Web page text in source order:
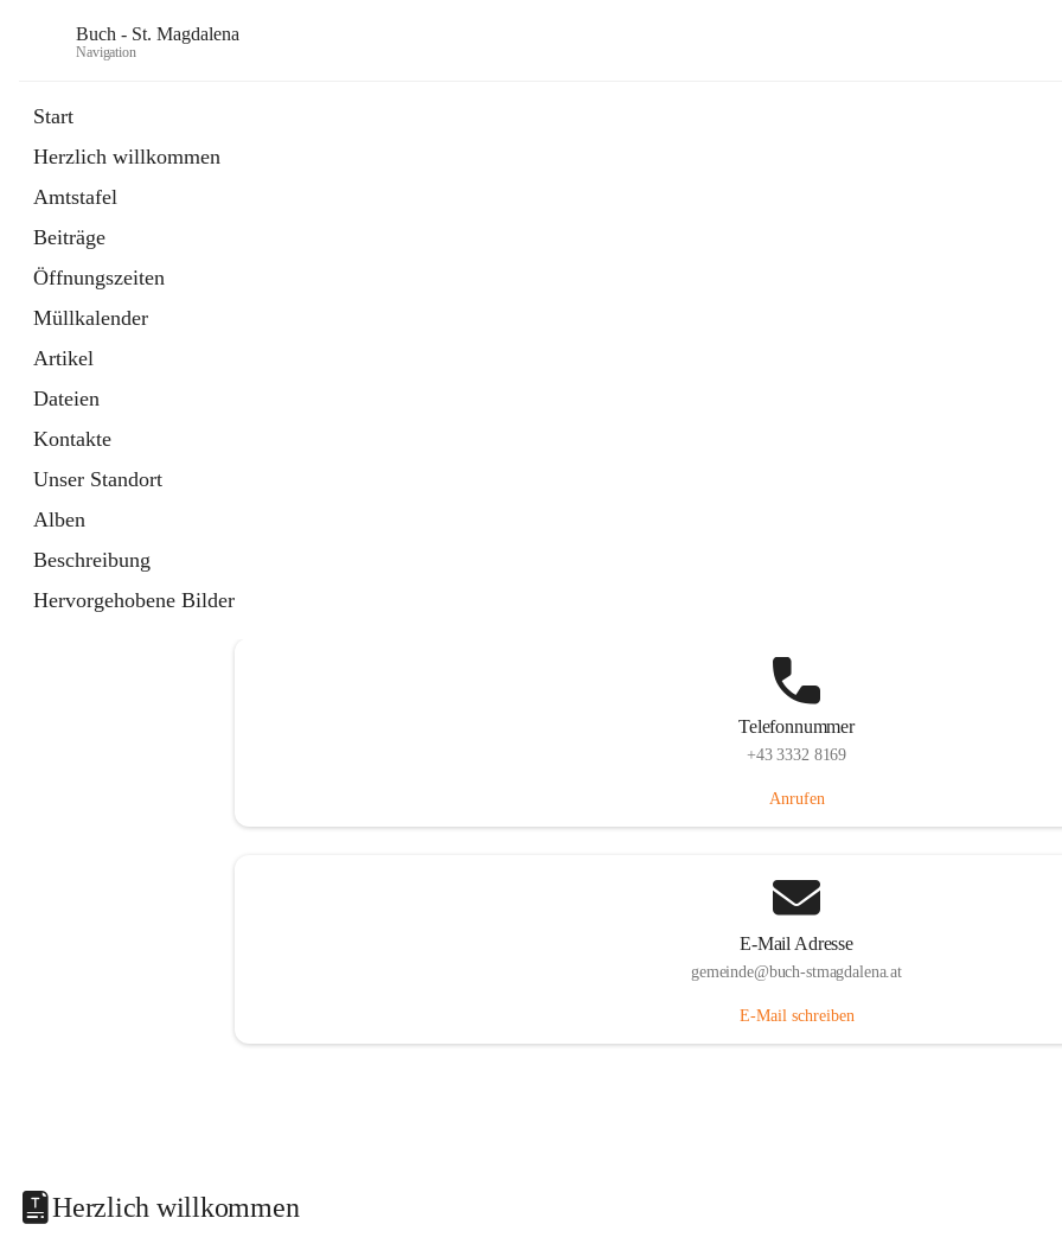
Buch - St. Magdalena
Navigation
Start
Herzlich willkommen
Amtstafel
Beiträge
Öffnungszeiten
Müllkalender
Artikel
Dateien
Kontakte
Unser Standort
Alben
Beschreibung
Hervorgehobene Bilder
Telefonnummer
+43 3332 8169
Anrufen
E-Mail Adresse
gemeinde@buch-stmagdalena.at
E-Mail schreiben
Herzlich willkommen